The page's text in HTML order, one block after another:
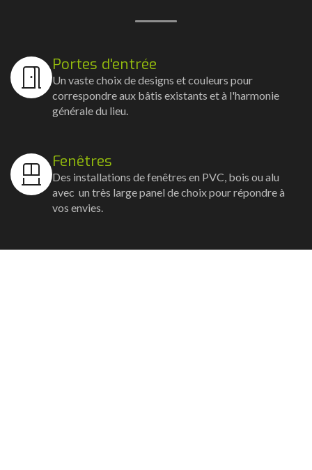
Portes d'entrée
Un vaste choix de designs et couleurs pour
correspondre aux bâtis existants et à l'harmonie
générale du lieu.
Fenêtres
Des installations de fenêtres en PVC, bois ou alu
avec un très large panel de choix pour répondre à
vos envies.